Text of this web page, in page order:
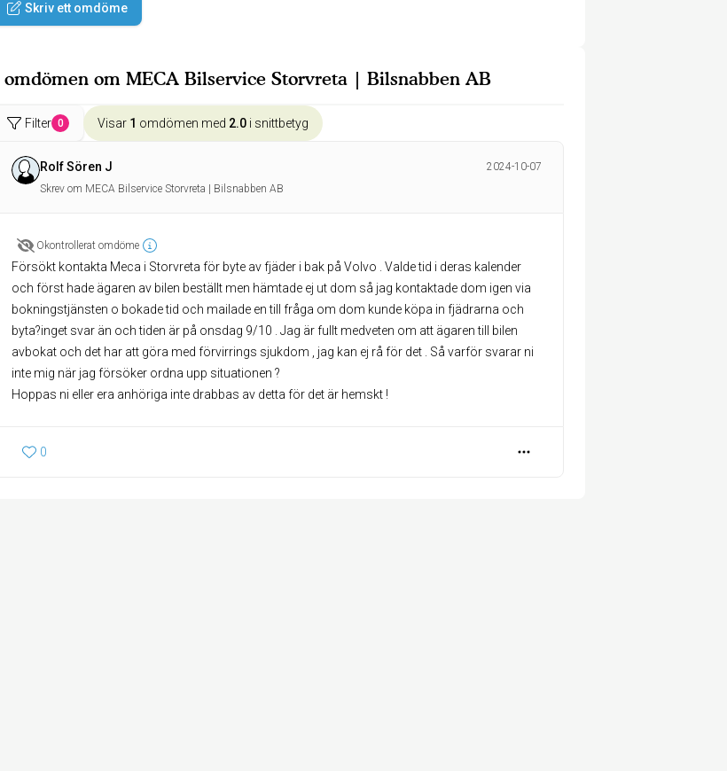
Skriv ett omdöme
omdömen om MECA Bilservice Storvreta | Bilsnabben AB
Filter 0 Visar 1 omdömen med 2.0 i snittbetyg
Rolf Sören J
2024-10-07
Skrev om MECA Bilservice Storvreta | Bilsnabben AB
Okontrollerat omdöme
Försökt kontakta Meca i Storvreta för byte av fjäder i bak på Volvo . Valde tid i deras kalender
och först hade ägaren av bilen beställt men hämtade ej ut dom så jag kontaktade dom igen via
bokningstjänsten o bokade tid och mailade en till fråga om dom kunde köpa in fjädrarna och
byta?inget svar än och tiden är på onsdag 9/10 . Jag är fullt medveten om att ägaren till bilen
avbokat och det har att göra med förvirrings sjukdom , jag kan ej rå för det . Så varför svarar ni
inte mig när jag försöker ordna upp situationen ?
Hoppas ni eller era anhöriga inte drabbas av detta för det är hemskt !
0